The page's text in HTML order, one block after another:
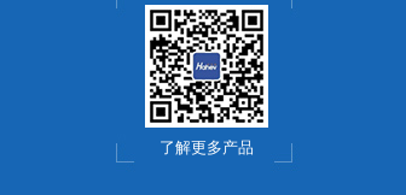
了解更多产品